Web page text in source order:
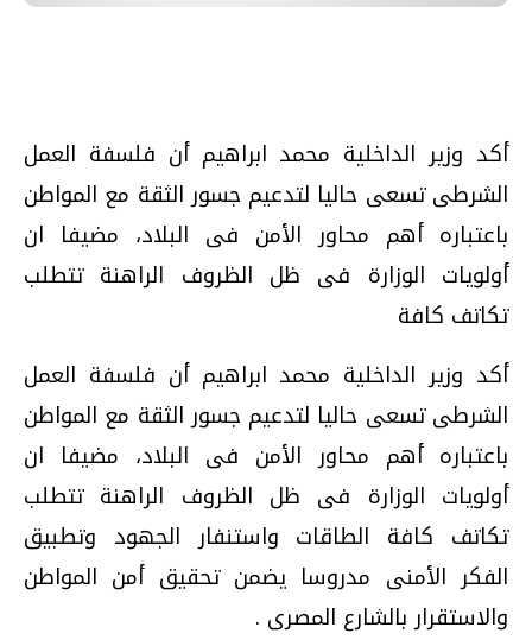
أكد وزير الداخلية محمد ابراهيم أن فلسفة العمل
الشرطى تسعى حاليا لتدعيم جسور الثقة مع المواطن
باعتباره أهم محاور الأمن فى البلاد، مضيفا ان
أولويات الوزارة فى ظل الظروف الراهنة تتطلب
تكاتف كافة
أكد وزير الداخلية محمد ابراهيم أن فلسفة العمل
الشرطى تسعى حاليا لتدعيم جسور الثقة مع المواطن
باعتباره أهم محاور الأمن فى البلاد، مضيفا ان
أولويات الوزارة فى ظل الظروف الراهنة تتطلب
تكاتف كافة الطاقات واستنفار الجهود وتطبيق
الفكر الأمنى مدروسا يضمن تحقيق أمن المواطن
والاستقرار بالشارع المصرى .